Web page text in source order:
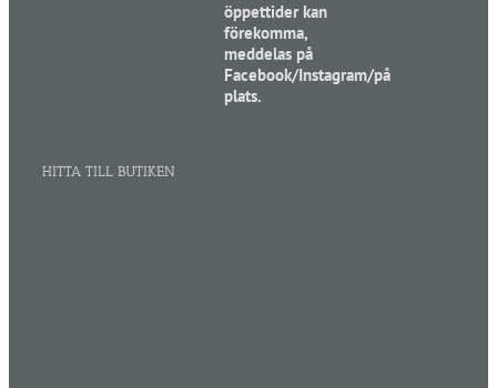
öppettider kan
förekomma,
meddelas på
Facebook/Instagram/på
plats.
HITTA TILL BUTIKEN